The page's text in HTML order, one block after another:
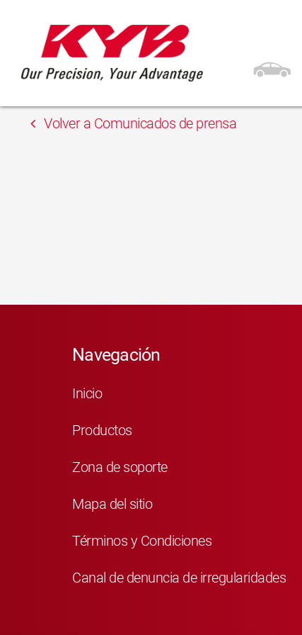
Gordon
Volver a Comunicados de prensa
Navegación
Inicio
Productos
Zona de soporte
Mapa del sitio
Términos y Condiciones
Canal de denuncia de irregularidades